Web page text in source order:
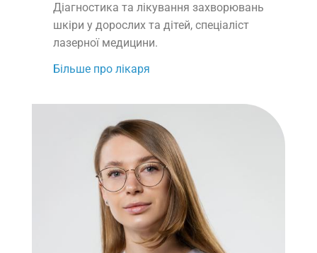
Діагностика та лікування захворювань
шкіри у дорослих та дітей, спеціаліст
лазерної медицини.
Більше про лікаря